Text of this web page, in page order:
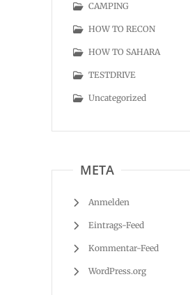
CAMPING
HOW TO RECON
HOW TO SAHARA
TESTDRIVE
Uncategorized
META
Anmelden
Eintrags-Feed
Kommentar-Feed
WordPress.org